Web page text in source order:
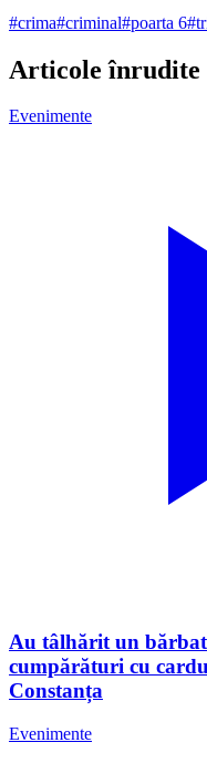
#crima#criminal#poarta 6#
Articole înrudite
Evenimente
Au tâlhărit un bărbat
cumpărături cu
Constanța
Evenimente